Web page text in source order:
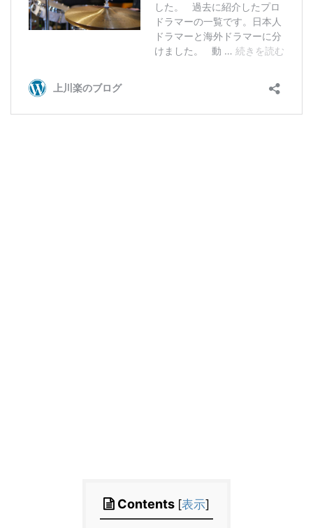
Contents [表示]